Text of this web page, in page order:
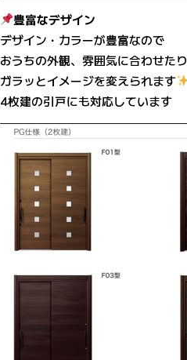
豊富なデザイン
デザイン・カラーが豊富なので
おうちの外観、雰囲気に合わせたり
ガラッとイメージを変えられます
4枚建の引戸にも対応しています